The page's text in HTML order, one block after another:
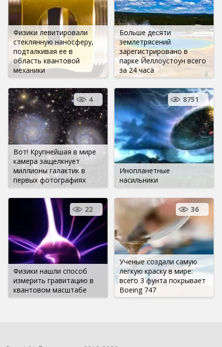
Физики левитировали
стеклянную наносферу,
подталкивая ее в
область квантовой
механики
Больше десяти
землетрясений
зарегистрировано в
парке Йеллоустоун всего
за 24 часа
Вот! Крупнейшая в мире
камера защелкнует
миллионы галактик в
первых фотографиях
4
Инопланетные
насильники
8751
Физики нашли способ
измерить гравитацию в
квантовом масштабе
22
Ученые создали самую
легкую краску в мире:
всего 3 фунта покрывает
Boeing 747
36